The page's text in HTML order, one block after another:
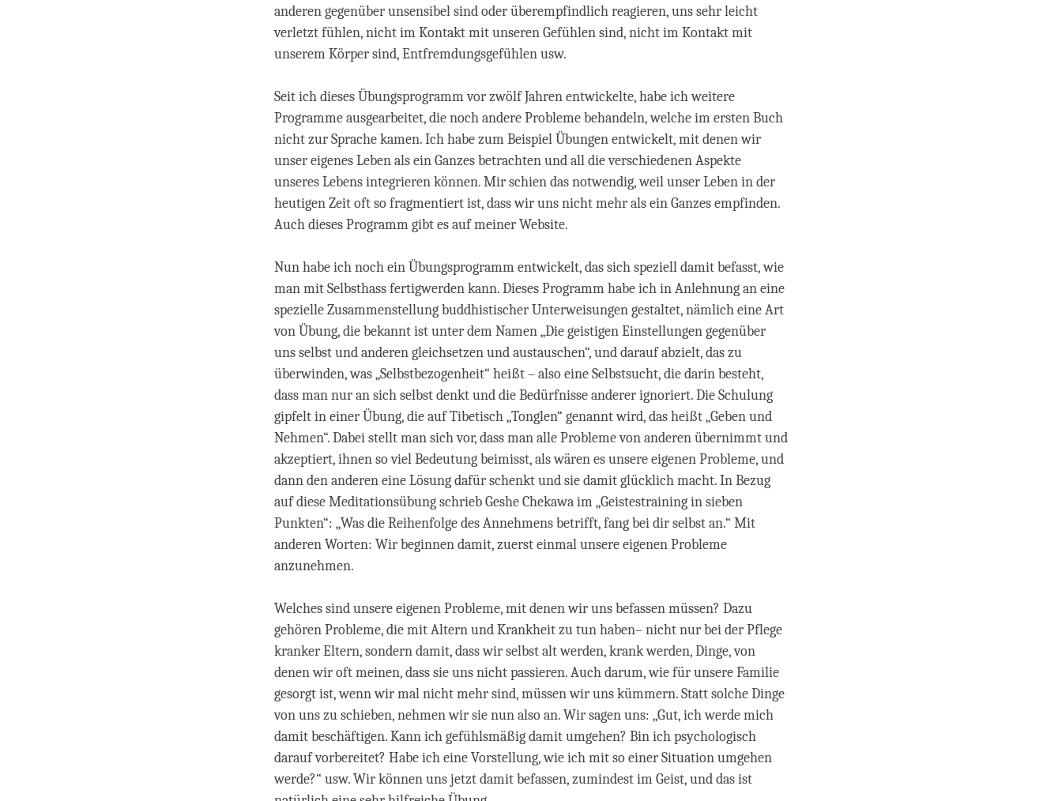
anderen gegenüber unsensibel sind oder überempfindlich reagieren, uns sehr leicht
verletzt fühlen, nicht im Kontakt mit unseren Gefühlen sind, nicht im Kontakt mit
unserem Körper sind, Entfremdungsgefühlen usw.
Seit ich dieses Übungsprogramm vor zwölf Jahren entwickelte, habe ich weitere
Programme ausgearbeitet, die noch andere Probleme behandeln, welche im ersten Buch
nicht zur Sprache kamen. Ich habe zum Beispiel Übungen entwickelt, mit denen wir
unser eigenes Leben als ein Ganzes betrachten und all die verschiedenen Aspekte
unseres Lebens integrieren können. Mir schien das notwendig, weil unser Leben in der
heutigen Zeit oft so fragmentiert ist, dass wir uns nicht mehr als ein Ganzes empfinden.
Auch dieses Programm gibt es auf meiner Website.
Nun habe ich noch ein Übungsprogramm entwickelt, das sich speziell damit befasst, wie
man mit Selbsthass fertigwerden kann. Dieses Programm habe ich in Anlehnung an eine
spezielle Zusammenstellung buddhistischer Unterweisungen gestaltet, nämlich eine Art
von Übung, die bekannt ist unter dem Namen „Die geistigen Einstellungen gegenüber
uns selbst und anderen gleichsetzen und austauschen“, und darauf abzielt, das zu
überwinden, was „Selbstbezogenheit“ heißt – also eine Selbstsucht, die darin besteht,
dass man nur an sich selbst denkt und die Bedürfnisse anderer ignoriert. Die Schulung
gipfelt in einer Übung, die auf Tibetisch „Tonglen“ genannt wird, das heißt „Geben und
Nehmen“. Dabei stellt man sich vor, dass man alle Probleme von anderen übernimmt und
akzeptiert, ihnen so viel Bedeutung beimisst, als wären es unsere eigenen Probleme, und
dann den anderen eine Lösung dafür schenkt und sie damit glücklich macht. In Bezug
auf diese Meditationsübung schrieb Geshe Chekawa im „Geistestraining in sieben
Punkten“: „Was die Reihenfolge des Annehmens betrifft, fang bei dir selbst an.“ Mit
anderen Worten: Wir beginnen damit, zuerst einmal unsere eigenen Probleme
anzunehmen.
Welches sind unsere eigenen Probleme, mit denen wir uns befassen müssen? Dazu
gehören Probleme, die mit Altern und Krankheit zu tun haben– nicht nur bei der Pflege
kranker Eltern, sondern damit, dass wir selbst alt werden, krank werden, Dinge, von
denen wir oft meinen, dass sie uns nicht passieren. Auch darum, wie für unsere Familie
gesorgt ist, wenn wir mal nicht mehr sind, müssen wir uns kümmern. Statt solche Dinge
von uns zu schieben, nehmen wir sie nun also an. Wir sagen uns: „Gut, ich werde mich
damit beschäftigen. Kann ich gefühlsmäßig damit umgehen? Bin ich psychologisch
darauf vorbereitet? Habe ich eine Vorstellung, wie ich mit so einer Situation umgehen
werde?“ usw. Wir können uns jetzt damit befassen, zumindest im Geist, und das ist